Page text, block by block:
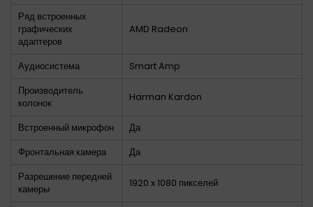
Ряд встроенных
графических
адаптеров
AMD Radeon
Аудиосистема
Smart Amp
Производитель
колонок
Harman Kardon
Встроенный микрофон
Да
Фронтальная камера
Да
Разрешение передней
камеры
1920 x 1080 пикселей